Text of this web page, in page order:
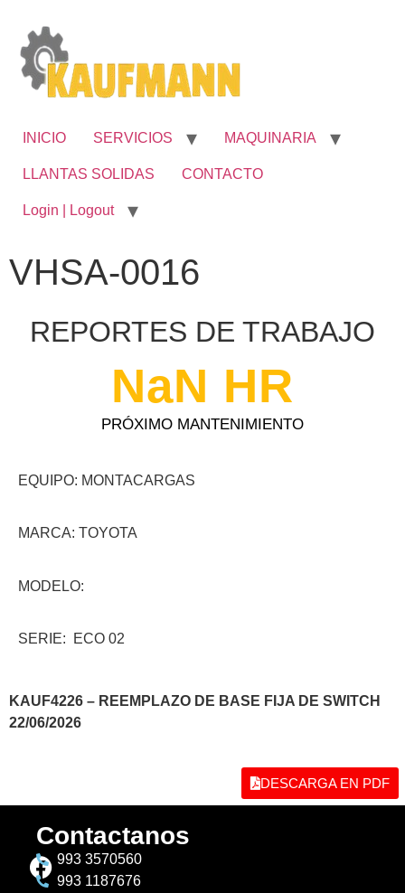
INICIO SERVICIOS MAQUINARIA
LLANTAS SOLIDAS CONTACTO
Login | Logout
VHSA-0016
REPORTES DE TRABAJO
PRÓXIMO MANTENIMIENTO
NaN HR
EQUIPO: MONTACARGAS
MARCA: TOYOTA
MODELO:
SERIE: ECO 02
KAUF4226 – REEMPLAZO DE BASE FIJA DE SWITCH
22/06/2026
DESCARGA EN PDF
Contactanos
993 3570560
993 1187676